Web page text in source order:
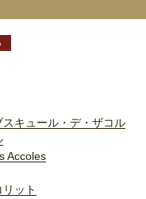
キュール・デ・ザコル
Accoles
ット